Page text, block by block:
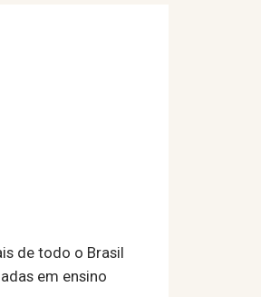
de todo o Brasil
em ensino